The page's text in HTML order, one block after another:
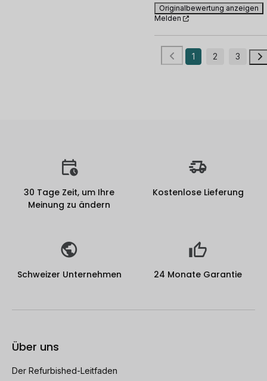
Originalbewertung anzeigen
Melden
1 2 3
30 Tage Zeit, um Ihre
Meinung zu ändern
Kostenlose Lieferung
Schweizer Unternehmen 24 Monate Garantie
Über uns
Der Refurbished-Leitfaden